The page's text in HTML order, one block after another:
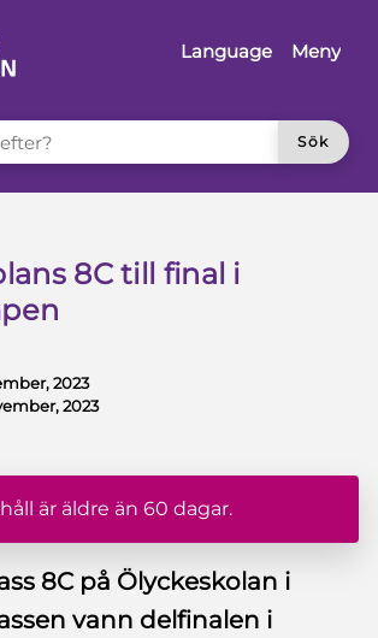
Language
Meny
Sök
8C till final i
2023
2023
är äldre än 60 dagar.
8C på Ölyckeskolan i
vann delfinalen i